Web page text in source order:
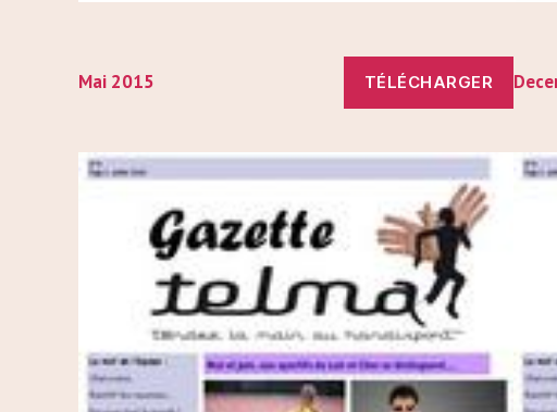
Mai 2015 TÉLÉCHARGER